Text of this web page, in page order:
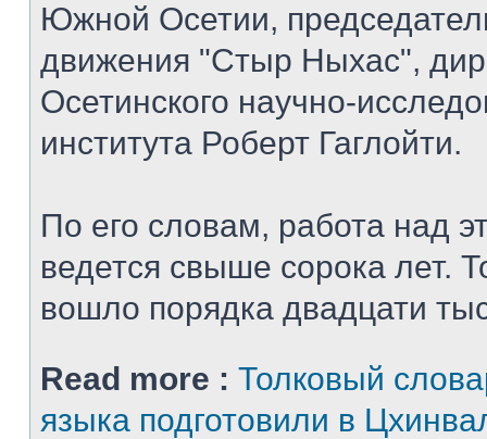
Южной Осетии,
движения "Стыр Ныхас",
Осетинского научно-
института Роберт Гаглойти.
По его словам, работа над
ведется свыше сорока лет.
вошло порядка двадцати
Read more : Толковый
языка подготовили в